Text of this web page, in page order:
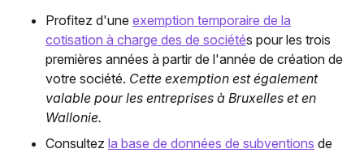
Profitez d'une exemption temporaire de la
cotisation à charge des de sociétés pour les trois
premières années à partir de l'année de création de
votre société. Cette exemption est également
valable pour les entreprises à Bruxelles et en
Wallonie.
Consultez la base de données de subventions de